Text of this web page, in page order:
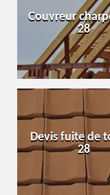
Couvreur
28
Devis fuite de
28